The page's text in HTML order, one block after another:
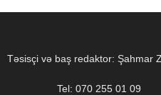
Təsisçi və baş redaktor: Şahmar
Tel: 070 255 01 09